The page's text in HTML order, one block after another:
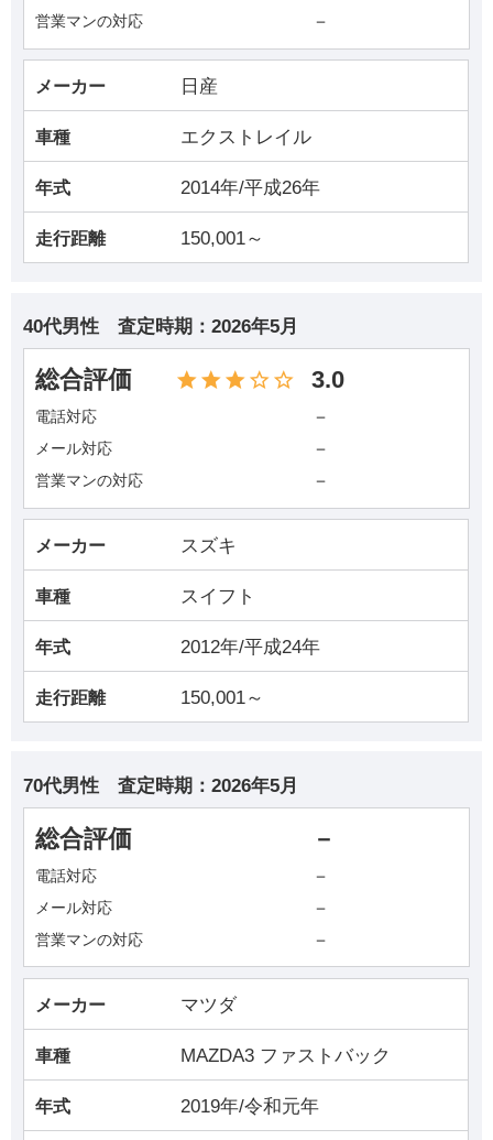
営業マンの対応 －
メーカー 日産
車種 エクストレイル
年式 2014年/平成26年
走行距離 150,001～
40代男性 査定時期： 2026年5月
総合評価 3.0
電話対応 －
メール対応 －
営業マンの対応 －
メーカー スズキ
車種 スイフト
年式 2012年/平成24年
走行距離 150,001～
70代男性 査定時期： 2026年5月
総合評価 －
電話対応 －
メール対応 －
営業マンの対応 －
メーカー マツダ
車種 MAZDA3 ファストバック
年式 2019年/令和元年